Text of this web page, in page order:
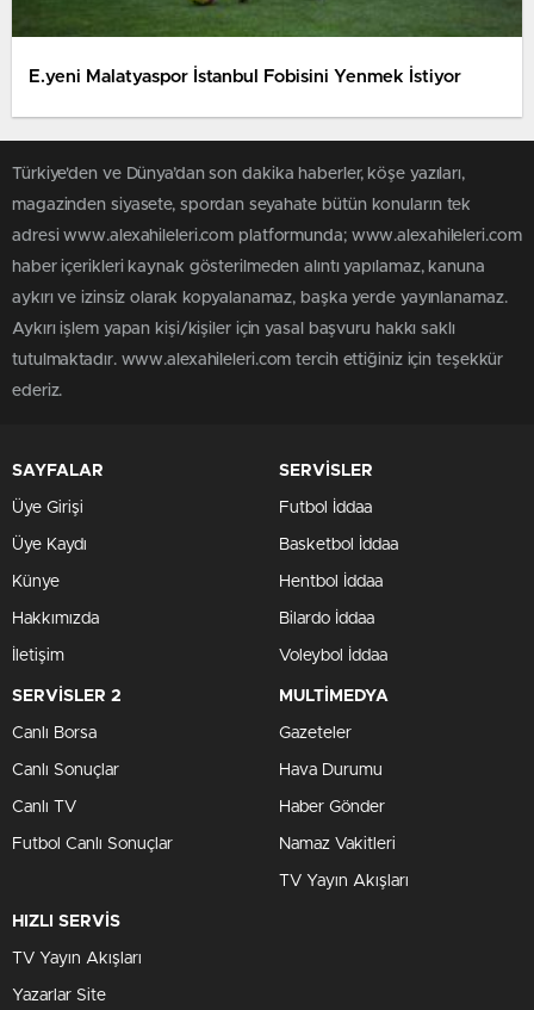
E.yeni Malatyaspor İstanbul Fobisini Yenmek İstiyor
Türkiye'den ve Dünya’dan son dakika haberler, köşe yazıları,
magazinden siyasete, spordan seyahate bütün konuların tek
adresi www.alexahileleri.com platformunda; www.alexahileleri.com
haber içerikleri kaynak gösterilmeden alıntı yapılamaz, kanuna
aykırı ve izinsiz olarak kopyalanamaz, başka yerde yayınlanamaz.
Aykırı işlem yapan kişi/kişiler için yasal başvuru hakkı saklı
tutulmaktadır. www.alexahileleri.com tercih ettiğiniz için teşekkür
ederiz.
SAYFALAR
Üye Girişi
Üye Kaydı
Künye
Hakkımızda
İletişim
SERVİSLER
Futbol İddaa
Basketbol İddaa
Hentbol İddaa
Bilardo İddaa
Voleybol İddaa
SERVİSLER 2
Canlı Borsa
Canlı Sonuçlar
Canlı TV
Futbol Canlı Sonuçlar
MULTİMEDYA
Gazeteler
Hava Durumu
Haber Gönder
Namaz Vakitleri
TV Yayın Akışları
HIZLI SERVİS
TV Yayın Akışları
Yazarlar Site